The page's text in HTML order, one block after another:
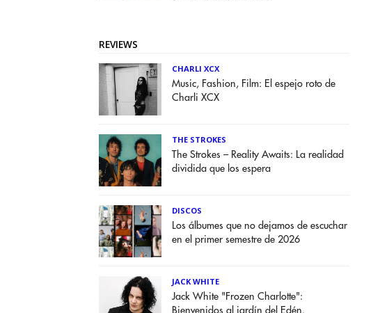
REVIEWS
CHARLI XCX
Music, Fashion, Film: El espejo roto de
Charli XCX
THE STROKES
The Strokes – Reality Awaits: La realidad
dividida que los espera
DISCOS
Los álbumes que no dejamos de escuchar
en el primer semestre de 2026
JACK WHITE
Jack White "Frozen Charlotte":
Bienvenidos al jardín del Edén.